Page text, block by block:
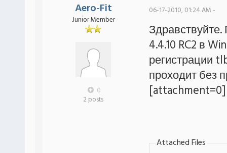
Aero-Fit
Junior Member
0
2 posts
06-17-2010, 01:24 AM -
Здравствуйте.
4.4.10 RC2 в
регистрации
проходит без
[attachment=0]
Attached Files